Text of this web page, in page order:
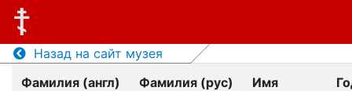
Назад на сайт музея
Фамилия (англ)
Фамилия (рус) Имя